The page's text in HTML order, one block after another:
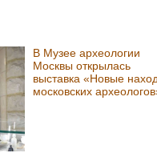
В Музее археологии
Москвы открылась
выставка «Новые
московских